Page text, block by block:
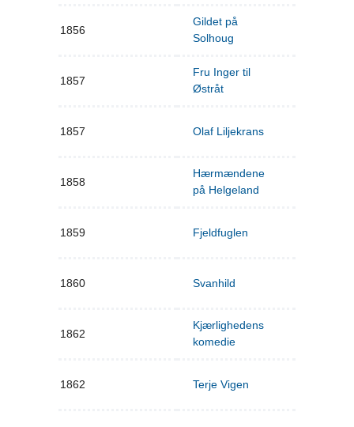
1856
Gildet på
Solhoug
1857
Fru Inger til
Østråt
1857 Olaf Liljekrans
1858
Hærmændene
på Helgeland
1859 Fjeldfuglen
1860 Svanhild
1862
Kjærlighedens
komedie
1862 Terje Vigen